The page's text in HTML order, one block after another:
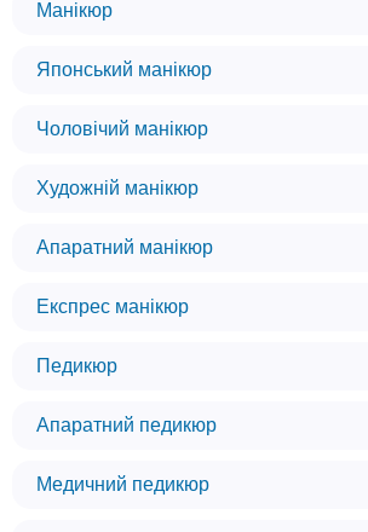
Манікюр
Японський манікюр
Чоловічий манікюр
Художній манікюр
Апаратний манікюр
Експрес манікюр
Педикюр
Апаратний педикюр
Медичний педикюр